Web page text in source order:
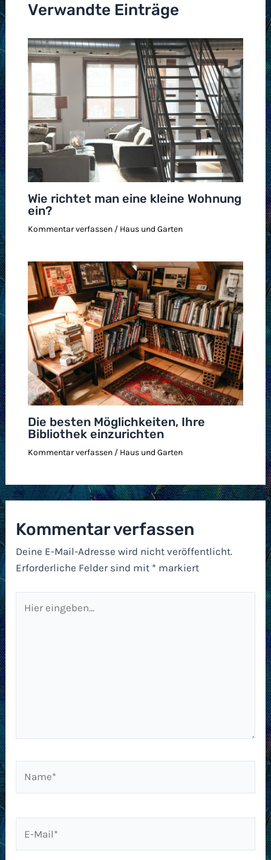
Verwandte Einträge
Wie richtet man eine kleine Wohnung
ein?
Kommentar verfassen / Haus und Garten
Die besten Möglichkeiten, Ihre
Bibliothek einzurichten
Kommentar verfassen / Haus und Garten
Kommentar verfassen
Deine E-Mail-Adresse wird nicht veröffentlicht.
Erforderliche Felder sind mit * markiert
eingeben…
Mail*